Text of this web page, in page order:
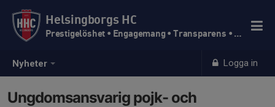
Nyheter Logga in
Helsingborgs HC
Prestigelöshet • Engagemang • Transparens • Trivsel
Ungdomsansvarig pojk- och